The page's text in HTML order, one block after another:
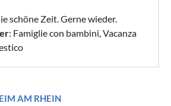
schöne Zeit. Gerne wieder.
: Famiglie con bambini, Vacanza
AM RHEIN